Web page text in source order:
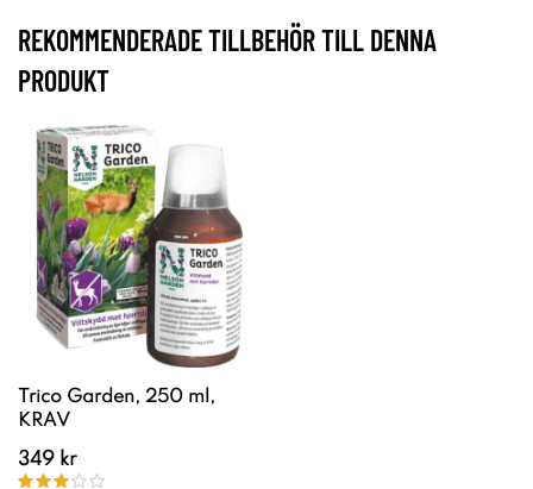
REKOMMENDERADE TILLBEHÖR TILL DENNA
PRODUKT
Trico Garden, 250 ml,
KRAV
349 kr